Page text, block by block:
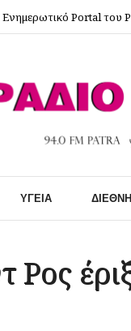
Ενημερωτικό Portal του
ΥΓΕΊΑ ΔΙΕΘΝΉ
Ρος